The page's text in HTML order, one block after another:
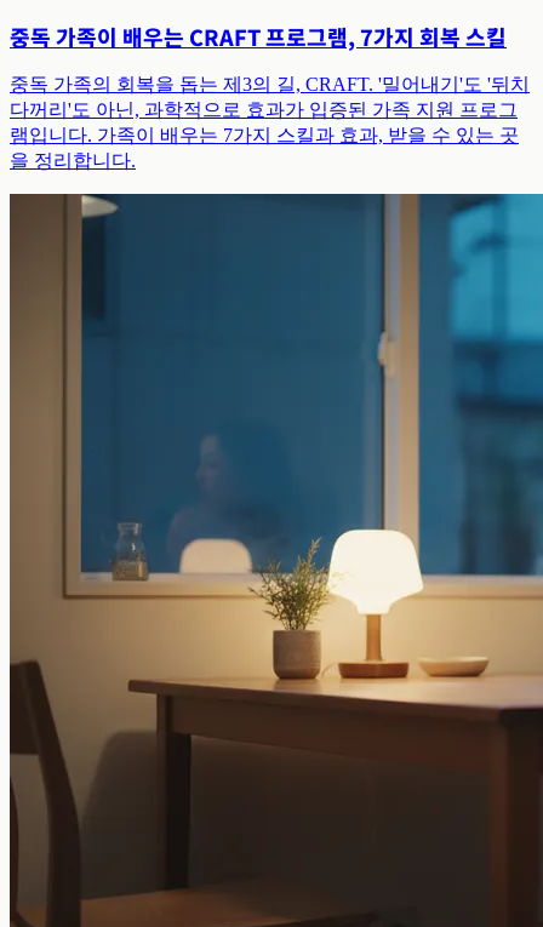
중독 가족이 배우는 CRAFT 프로그램, 7가지 회복 스킬
중독 가족의 회복을 돕는 제3의 길, CRAFT. '밀어내기'도 '뒤치
다꺼리'도 아닌, 과학적으로 효과가 입증된 가족 지원 프로그
램입니다. 가족이 배우는 7가지 스킬과 효과, 받을 수 있는 곳
을 정리합니다.